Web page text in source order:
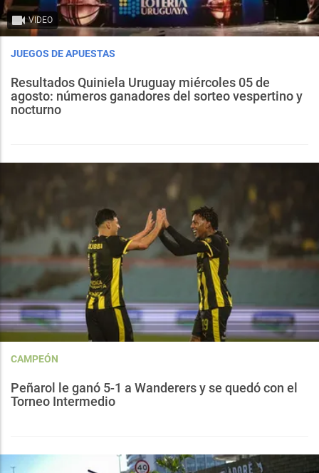
VIDEO
JUEGOS DE APUESTAS
Resultados Quiniela Uruguay miércoles 05 de
agosto: números ganadores del sorteo vespertino y
nocturno
CAMPEÓN
Peñarol le ganó 5-1 a Wanderers y se quedó con el
Torneo Intermedio